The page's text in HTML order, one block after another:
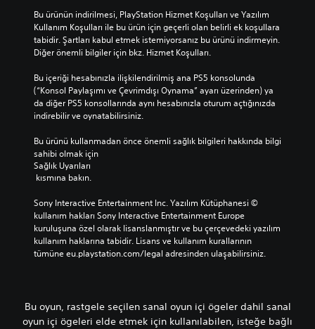
Bu ürünün indirilmesi, PlayStation Hizmet Koşulları ve Yazılım
Kullanım Koşulları ile bu ürün için geçerli olan belirli ek koşullara
tabidir. Şartları kabul etmek istemiyorsanız bu ürünü indirmeyin.
Diğer önemli bilgiler için bkz. Hizmet Koşulları.
Bu içeriği hesabınızla ilişkilendirilmiş ana PS5 konsolunda
(“Konsol Paylaşımı ve Çevrimdışı Oynama” ayarı üzerinden) ya
da diğer PS5 konsollarında aynı hesabınızla oturum açtığınızda
indirebilir ve oynatabilirsiniz.
Bu ürünü kullanmadan önce önemli sağlık bilgileri hakkında bilgi
sahibi olmak için
Sağlık Uyarıları
kısmına bakın.
Sony Interactive Entertainment Inc. Yazılım Kütüphanesi ©
kullanım hakları Sony Interactive Entertainment Europe
kuruluşuna özel olarak lisanslanmıştır ve bu çerçevedeki yazılım
kullanım haklarına tabidir. Lisans ve kullanım kurallarının
tümüne eu.playstation.com/legal adresinden ulaşabilirsiniz.
Bu oyun, rastgele seçilen sanal oyun içi ögeler dahil sanal
oyun içi ögeleri elde etmek için kullanılabilen, isteğe bağlı